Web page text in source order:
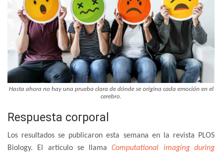
Hasta ahora no hay una prueba clara de dónde se origina cada emoción en el
cerebro.
Respuesta corporal
Los resultados se publicaron esta semana en la revista PLOS
Biology. El artículo se llamaComputational imaging during